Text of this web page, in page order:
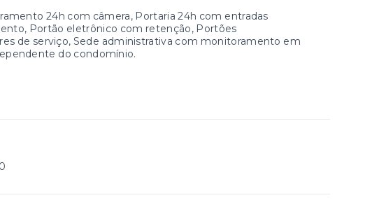
24h com câmera, Portaria 24h com entradas
Portão eletrônico com retenção, Portões
de serviço, Sede administrativa com monitoramento em
do condomínio.